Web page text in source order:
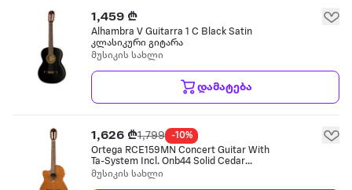
1,459 ₾
Alhambra V Guitarra 1 C Black Satin
კლასიკური გიტარა
მუსიკის სახლი
დამატება
1,626 ₾1,799
-10%
Ortega RCE159MN Concert Guitar With
Ta-System Incl. Onb44 Solid Cedar
Medium Neck ელექტრო კლასიკური
მუსიკის სახლი